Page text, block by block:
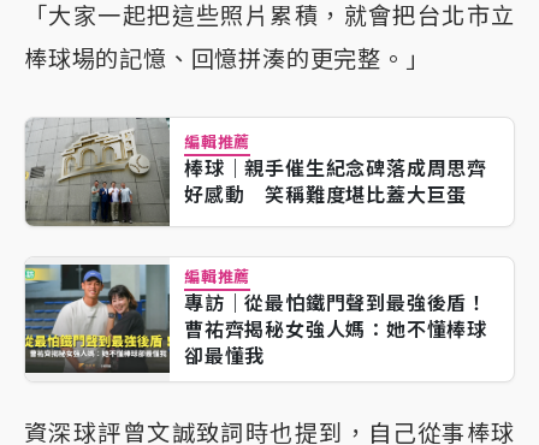
「大家一起把這些照片累積，就會把台北市立
棒球場的記憶、回憶拼湊的更完整。」
編輯推薦
棒球｜親手催生紀念碑落成周思齊
好感動 笑稱難度堪比蓋大巨蛋
編輯推薦
專訪｜從最怕鐵門聲到最強後盾！
曹祐齊揭秘女強人媽：她不懂棒球
卻最懂我
資深球評曾文誠致詞時也提到，自己從事棒球